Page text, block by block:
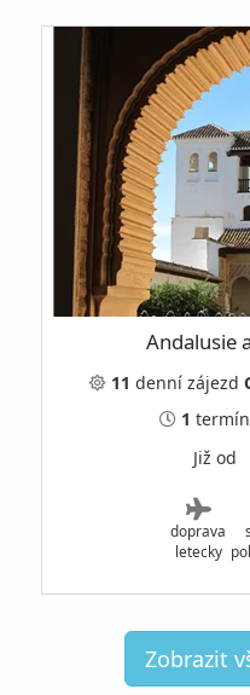
Andalusie
11 denní zájezd
1 termín
Již od
doprava
letecky
Zobrazit